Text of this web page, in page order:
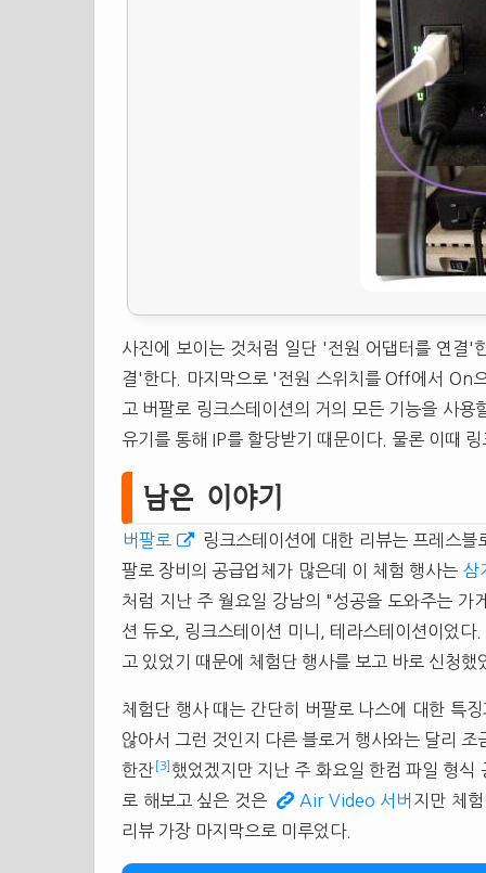
사진에 보이는 것처럼 일단 '전원 어댑터를 연결
결'한다. 마지막으로 '전원 스위치를 Off에서 On
고 버팔로 링크스테이션의 거의 모든 기능을 사
유기를 통해 IP를 할당받기 때문이다. 물론 이때
남은 이야기
버팔로
링크스테이션에 대한 리뷰는 프레스
팔로 장비의 공급업체가 많은데 이 체험 행사는 삼
처럼 지난 주 월요일 강남의 "성공을 도와주는 가
션 듀오, 링크스테이션 미니, 테라스테이션이었
고 있었기 때문에 체험단 행사를 보고 바로 신청했
체험단 행사 때는 간단히 버팔로 나스에 대한 특
않아서 그런 것인지 다른 블로거 행사와는 달리
한잔 [3] 했었겠지만 지난 주 화요일 한컴 파일 형
로 해보고 싶은 것은
Air Video 서버 지만 체
리뷰 가장 마지막으로 미루었다.